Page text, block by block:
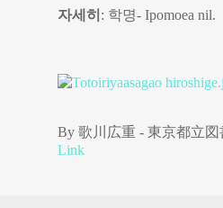
자세히 : 학명- Ipomoea nil.
By 歌川広重 - 東京都立図
Link